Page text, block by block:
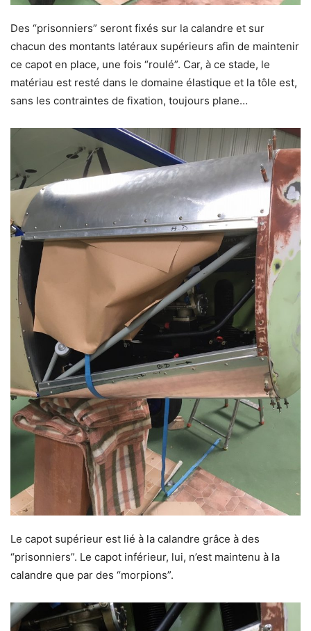
Des “prisonniers” seront fixés sur la calandre et sur
chacun des montants latéraux supérieurs afin de maintenir
ce capot en place, une fois “roulé”. Car, à ce stade, le
matériau est resté dans le domaine élastique et la tôle est,
sans les contraintes de fixation, toujours plane…
Le capot supérieur est lié à la calandre grâce à des
“prisonniers”. Le capot inférieur, lui, n’est maintenu à la
calandre que par des “morpions”.